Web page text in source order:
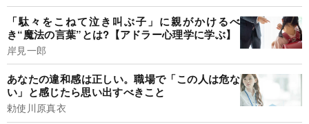
「駄々をこねて泣き叫ぶ子」に親がかけるべ
き“魔法の言葉”とは?【アドラー心理学に学ぶ】
岸見一郎
あなたの違和感は正しい。職場で「この人は危な
い」と感じたら思い出すべきこと
勅使川原真衣